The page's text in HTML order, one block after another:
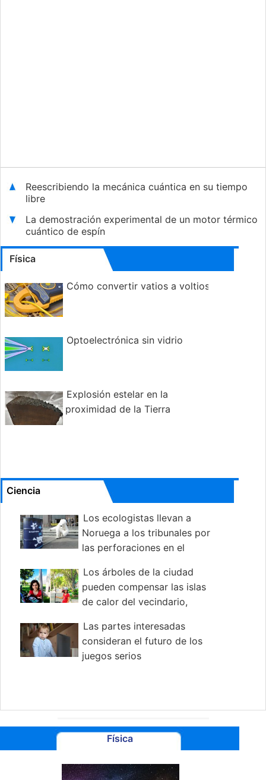
Reescribiendo la mecánica cuántica en su tiempo
libre
La demostración experimental de un motor térmico
cuántico de espín
Física
Cómo convertir vatios a voltios
Optoelectrónica sin vidrio
Explosión estelar en la
proximidad de la Tierra
Ciencia
Los ecologistas llevan a
Noruega a los tribunales por
las perforaciones en el
Los árboles de la ciudad
pueden compensar las islas
de calor del vecindario,
Las partes interesadas
consideran el futuro de los
juegos serios
Física